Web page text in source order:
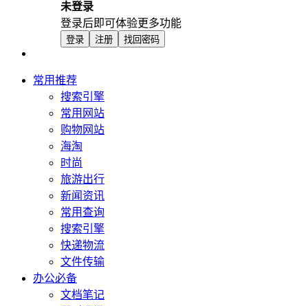
未登录
登录后即可体验更多功能
登录 注册 找回密码
常用推荐
搜索引擎
常用网站
购物网站
海淘
时尚
旅游出行
新闻资讯
常用查询
搜索引擎
快递物流
文件传输
办公必备
文档笔记